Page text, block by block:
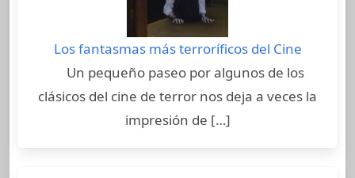
Los fantasmas más terroríficos del Cine
Un pequeño paseo por algunos de los
clásicos del cine de terror nos deja a veces la
impresión de […]